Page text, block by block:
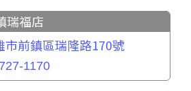
瑞福店
市前鎮區瑞隆路170號
1170